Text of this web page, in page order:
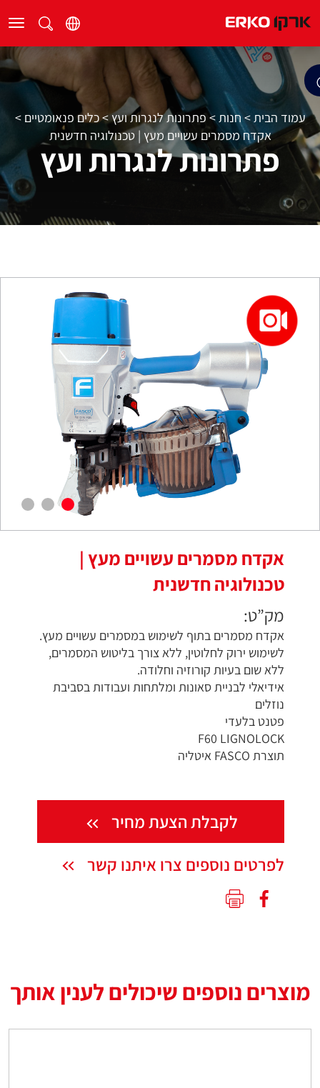
עמוד הבית >חנות >פתרונות לנגרות ועץ>כלים פנאומטיים >
אקדח מסמרים עשויים מעץ | טכנולוגיה חדשנית
פתרונות לנגרות ועץ
אקדח מסמרים עשויים מעץ |
טכנולוגיה חדשנית
מק”ט:
אקדח מסמרים בתוף לשימוש במסמרים עשויים מעץ.
לשימוש ירוק לחלוטין, ללא צורך בליטוש המסמרים,
ללא שום בעיות קורוזיה וחלודה.
אידיאלי לבניית סאונות ומלתחות ועבודות בסביבת
נוזלים
פטנט בלעדי
F60 LIGNOLOCK
תוצרת FASCO איטליה
לקבלת הצעת מחיר
לפרטים נוספים צרו איתנו קשר
מוצרים נוספים שיכולים לענין אותך